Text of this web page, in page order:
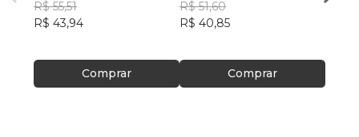
R$ 55,51
R$ 43,94
Comprar
R$ 51,60
R$ 40,85
Comprar
R$